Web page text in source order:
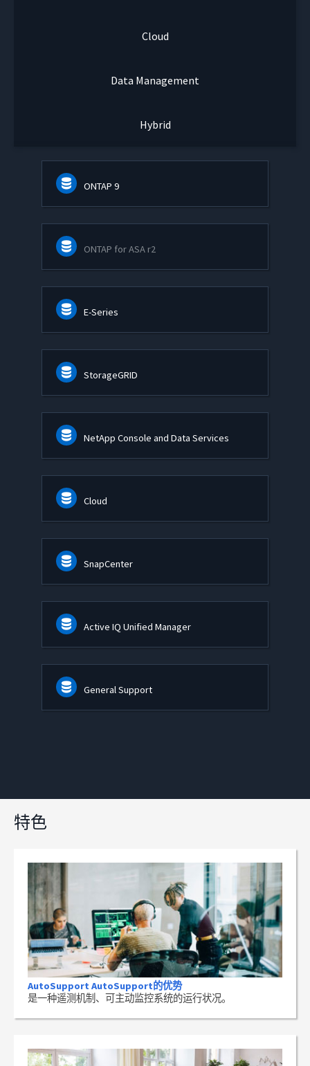
Cloud
Data Management
Hybrid
ONTAP 9
ONTAP for ASA r2
E-Series
StorageGRID
NetApp Console and Data Services
Cloud
SnapCenter
Active IQ Unified Manager
General Support
特色
AutoSupport AutoSupport的优势
是一种遥测机制、可主动监控系统的运行状况。